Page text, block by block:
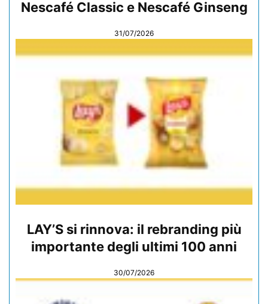
Nescafé Classic e Nescafé Ginseng
31/07/2026
LAY’S si rinnova: il rebranding più
importante degli ultimi 100 anni
30/07/2026